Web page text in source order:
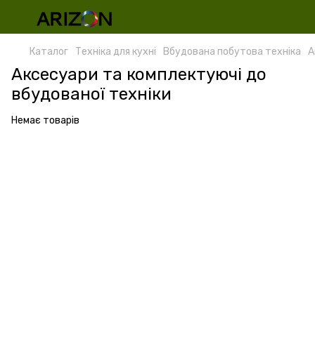
Каталог Техніка для кухні Вбудована побутова техніка
Аксесуари та комплектуючі до
вбудованої техніки
Немає товарів